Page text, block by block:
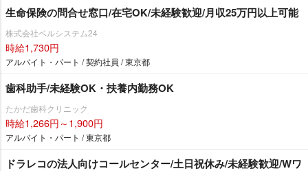
生命保険の問合せ窓口/在宅OK/未経験歓迎/月収25万円以上可能
株式会社ベルシステム24
時給1,730円
アルバイト・パート / 契約社員 / 東京都
歯科助手/未経験OK・扶養内勤務OK
たかだ歯科クリニック
時給1,266円～1,900円
アルバイト・パート / 東京都
ドラレコの法人向けコールセンター/土日祝休み/未経験歓迎/Wワ